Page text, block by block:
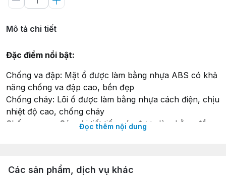
Mô tả chi tiết
Đặc điểm nổi bật:
Chống va đập: Mặt ổ được làm bằng nhựa ABS có khả
năng chống va đập cao, bền đẹp
Chống cháy: Lõi ổ được làm bằng nhựa cách điện, chịu
nhiệt độ cao, chống cháy
Chống move: Các chi tiết tiếp xúc được làm bằng đồng
CB reset chống quá tải: Phía đầu của ổ dây được lắp
Đọc thêm nội dung
Các sản phẩm, dịch vụ khác